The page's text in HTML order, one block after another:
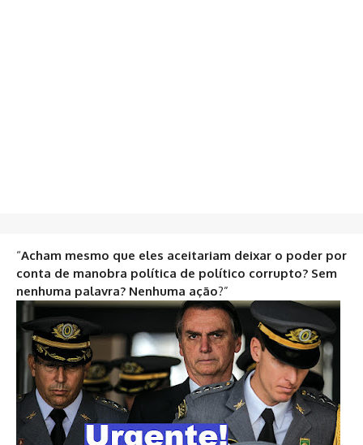
“Acham mesmo que eles aceitariam deixar o poder por
conta de manobra política de político corrupto? Sem
nenhuma palavra? Nenhuma ação?”